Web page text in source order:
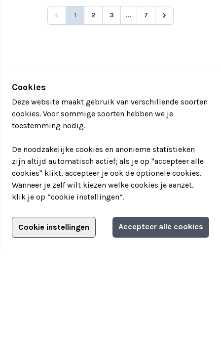
Filter jouw teamuitstapje!
1 2 3 ... 7
Adverteren?
Adverteerdersopties
Cookies
Deze website maakt gebruik van verschillende soorten
cookies. Voor sommige soorten hebben we je
toestemming nodig.
De noodzakelijke cookies en anonieme statistieken
zijn altijd automatisch actief; als je op "accepteer alle
cookies" klikt, accepteer je ook de optionele cookies.
Wanneer je zelf wilt kiezen welke cookies je aanzet,
klik je op “cookie instellingen”.
Cookie instellingen Accepteer alle cookies